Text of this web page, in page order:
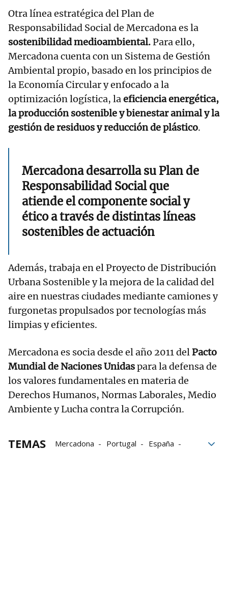
Otra línea estratégica del Plan de
Responsabilidad Social de Mercadona es la
sostenibilidad medioambiental. Para ello,
Mercadona cuenta con un Sistema de Gestión
Ambiental propio, basado en los principios de
la Economía Circular y enfocado a la
optimización logística, la eficiencia energética,
la producción sostenible y bienestar animal y la
gestión de residuos y reducción de plástico.
Mercadona desarrolla su Plan de
Responsabilidad Social que
atiende el componente social y
ético a través de distintas líneas
sostenibles de actuación
Además, trabaja en el Proyecto de Distribución
Urbana Sostenible y la mejora de la calidad del
aire en nuestras ciudades mediante camiones y
furgonetas propulsados por tecnologías más
limpias y eficientes.
Mercadona es socia desde el año 2011 del Pacto
Mundial de Naciones Unidaspara la defensa de
los valores fundamentales en materia de
Derechos Humanos, Normas Laborales, Medio
Ambiente y Lucha contra la Corrupción.
TEMAS Mercadona Portugal
España